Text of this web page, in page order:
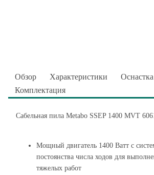
Обзор Характеристики
Оснастка
Комплектация
Сабельная пила Metabo SSEP 1400 MVT
Мощный двигатель 1400 Ватт с
постоянства числа ходов для
тяжелых работ